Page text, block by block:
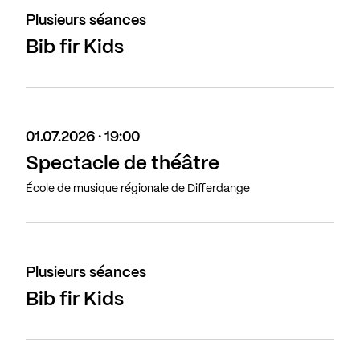
Plusieurs séances
Bib fir Kids
01.07.2026 · 19:00
Spectacle de théâtre
École de musique régionale de Differdange
Plusieurs séances
Bib fir Kids